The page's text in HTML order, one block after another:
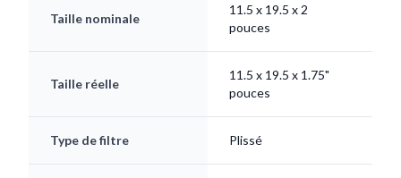
Taille nominale
11.5 x 19.5 x 2
pouces
Taille réelle
11.5 x 19.5 x 1.75"
pouces
Type de filtre Plissé